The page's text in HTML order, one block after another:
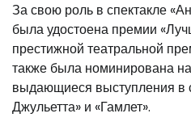
За свою роль в спектакле
была удостоена премии
престижной театральной
также была номинирована
выдающиеся выступления в
Джульетта» и «Гамлет».